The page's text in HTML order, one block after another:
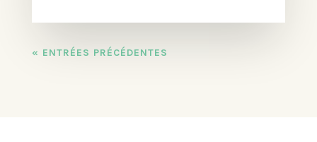
« ENTRÉES PRÉCÉDENTES